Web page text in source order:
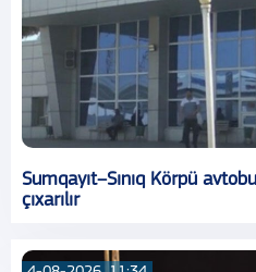
Sumqayıt–Sınıq Körpü
çıxarılır